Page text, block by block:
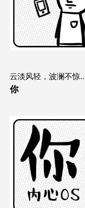
云淡风轻，波澜不
你